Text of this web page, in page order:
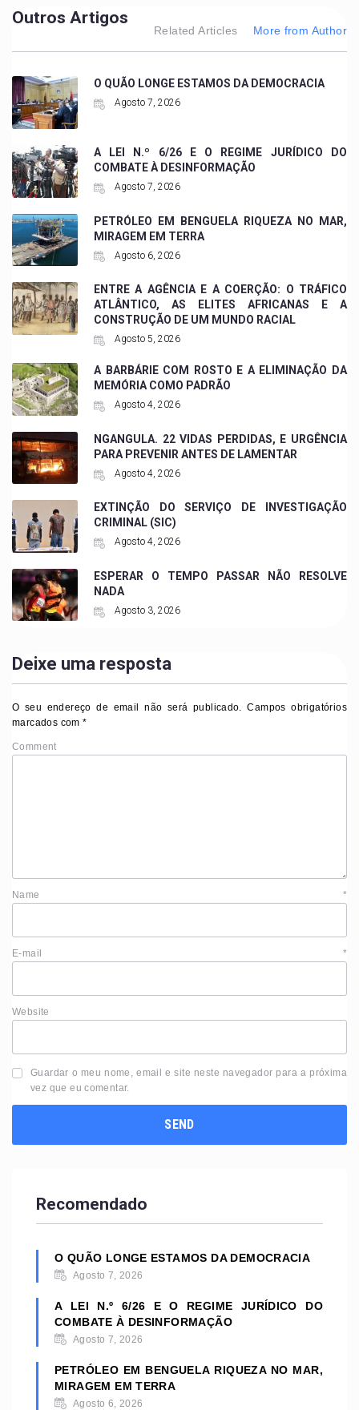
Outros Artigos
Related Articles More from Author
O QUÃO LONGE ESTAMOS DA DEMOCRACIA
Agosto 7, 2026
A LEI N.º 6/26 E O REGIME JURÍDICO DO
COMBATE À DESINFORMAÇÃO
Agosto 7, 2026
PETRÓLEO EM BENGUELA RIQUEZA NO MAR,
MIRAGEM EM TERRA
Agosto 6, 2026
ENTRE A AGÊNCIA E A COERÇÃO: O TRÁFICO
ATLÂNTICO, AS ELITES AFRICANAS E A
CONSTRUÇÃO DE UM MUNDO RACIAL
Agosto 5, 2026
A BARBÁRIE COM ROSTO E A ELIMINAÇÃO DA
MEMÓRIA COMO PADRÃO
Agosto 4, 2026
NGANGULA. 22 VIDAS PERDIDAS, E URGÊNCIA
PARA PREVENIR ANTES DE LAMENTAR
Agosto 4, 2026
EXTINÇÃO DO SERVIÇO DE INVESTIGAÇÃO
CRIMINAL (SIC)
Agosto 4, 2026
ESPERAR O TEMPO PASSAR NÃO RESOLVE
NADA
Agosto 3, 2026
Deixe uma resposta
O seu endereço de email não será publicado. Campos obrigatórios
marcados com*
Comment
Name *
E-mail *
Website
Guardar o meu nome, email e site neste navegador para a próxima
vez que eu comentar.
Recomendado
O QUÃO LONGE ESTAMOS DA DEMOCRACIA
Agosto 7, 2026
A LEI N.º 6/26 E O REGIME JURÍDICO DO
COMBATE À DESINFORMAÇÃO
Agosto 7, 2026
PETRÓLEO EM BENGUELA RIQUEZA NO MAR,
MIRAGEM EM TERRA
Agosto 6, 2026